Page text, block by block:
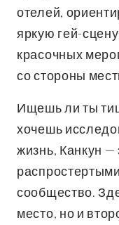
отелей,
яркую гей-
красочных
со стороны
Ищешь ли ты
хочешь
жизнь, Канкун —
сообщество.
место, но и